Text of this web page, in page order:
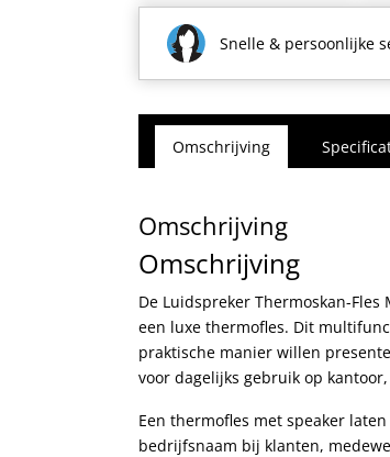
Snelle & persoonlijke
Omschrijving
Omschrijving
Omschrijving
De Luidspreker Thermoskan-
een luxe thermofles. Dit
praktische manier willen
voor dagelijks gebruik op
Een thermofles met speaker
bedrijfsnaam bij klanten,